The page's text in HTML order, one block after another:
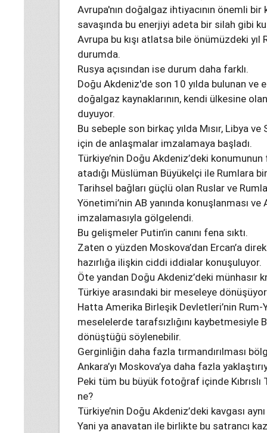
Avrupa'nın doğalgaz ihtiyacının önemli bir
savaşında bu enerjiyi adeta bir silah gibi
Avrupa bu kışı atlatsa bile önümüzdeki
durumda.
Rusya açısından ise durum daha farklı.
Doğu Akdeniz'de son 10 yılda bulunan ve
doğalgaz kaynaklarının, kendi ülkesine
duyuyor.
Bu sebeple son birkaç yılda Mısır, Libya
için de anlaşmalar imzalamaya başladı.
Türkiye’nin Doğu Akdeniz’deki
atadığı Müslüman Büyükelçi ile Rumlara
Tarihsel bağları güçlü olan Ruslar ve
Yönetimi’nin AB yanında konuşlanması ve
imzalamasıyla gölgelendi.
Bu gelişmeler Putin’in canını fena sıktı.
Zaten o yüzden Moskova’dan Ercan’a
hazırlığa ilişkin ciddi iddialar konuşuluyor.
Öte yandan Doğu Akdeniz’deki münhasır
Türkiye arasındaki bir meseleye
Hatta Amerika Birleşik Devletleri’nin Rum-
meselelerde tarafsızlığını kaybetmesiyle
dönüştüğü söylenebilir.
Gerginliğin daha fazla tırmandırılması
Ankara’yı Moskova’ya daha fazla
Peki tüm bu büyük fotoğraf içinde
ne?
Türkiye’nin Doğu Akdeniz’deki kavgası
Yani ya anavatan ile birlikte bu satrancı